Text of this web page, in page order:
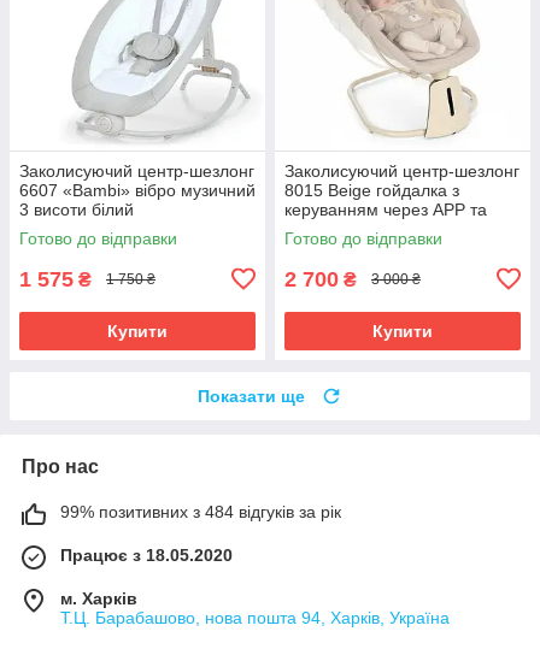
Заколисуючий центр-шезлонг
6607 «Bambi» вібро музичний
3 висоти білий
Готово до відправки
1 575 ₴ 1 750 ₴
Купити
Заколисуючий центр-шезлонг
8015 Beige гойдалка з
керуванням через APP та
пультом музичний
Готово до відправки
2 700 ₴ 3 000 ₴
Купити
Показати ще
Про нас
99% позитивних з 484 відгуків за рік
Працює з 18.05.2020
м. Харків
Т.Ц. Барабашово, нова пошта 94, Харків, Україна